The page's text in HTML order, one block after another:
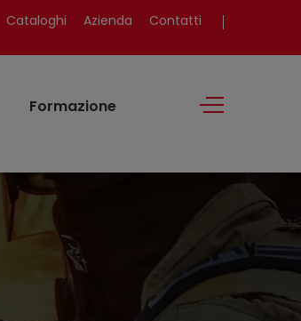
Cataloghi Azienda Contatti
Formazione